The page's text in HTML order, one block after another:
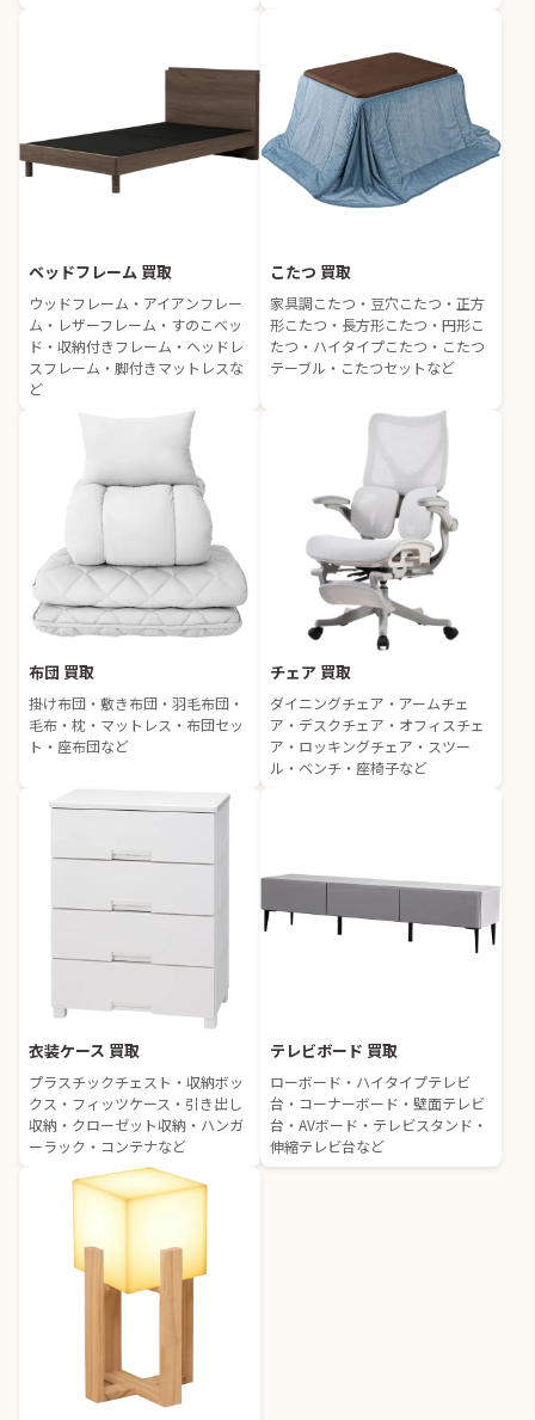
ベッドフレーム 買取
ウッドフレーム・アイアンフレー
ム・レザーフレーム・すのこベッ
ド・収納付きフレーム・ヘッドレ
スフレーム・脚付きマットレスな
ど
こたつ 買取
家具調こたつ・豆穴こたつ・正方
形こたつ・長方形こたつ・円形こ
たつ・ハイタイプこたつ・こたつ
テーブル・こたつセットなど
布団 買取
掛け布団・敷き布団・羽毛布団・
毛布・枕・マットレス・布団セッ
ト・座布団など
チェア 買取
ダイニングチェア・アームチェ
ア・デスクチェア・オフィスチェ
ア・ロッキングチェア・スツー
ル・ベンチ・座椅子など
衣装ケース 買取
プラスチックチェスト・収納ボッ
クス・フィッツケース・引き出し
収納・クローゼット収納・ハンガ
ーラック・コンテナなど
テレビボード 買取
ローボード・ハイタイプテレビ
台・コーナーボード・壁面テレビ
台・AVボード・テレビスタンド・
伸縮テレビ台など